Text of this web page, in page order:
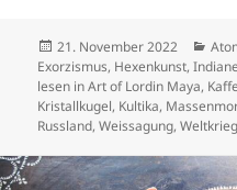
Veröffentlicht
am
21. November 2022
Exorzismus, Hexenkunst,
lesen in Art of Lordin Maya,
Kristallkugel, Kultika,
Russland,Weissagung,Weltkrieg